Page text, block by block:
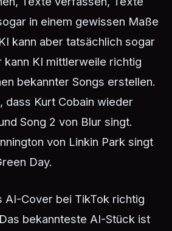
in einem gewissen Maße
kann aber tatsächlich sogar
kann KI mittlerweile richtig
bekannter Songs erstellen.
dass Kurt Cobain wieder
Song 2 von Blur singt.
von Linkin Park singt
Day.
AI-Cover bei TikTok richtig
bekannteste AI-Stück ist